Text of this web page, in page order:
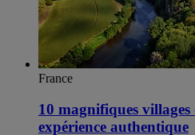
France
10 magnifiques
expérience authentique